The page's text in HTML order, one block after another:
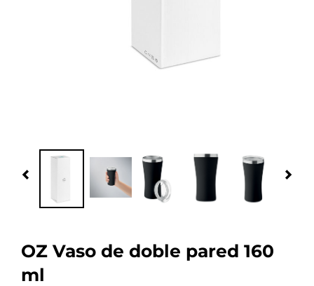
OZ Vaso de doble pared 160
ml